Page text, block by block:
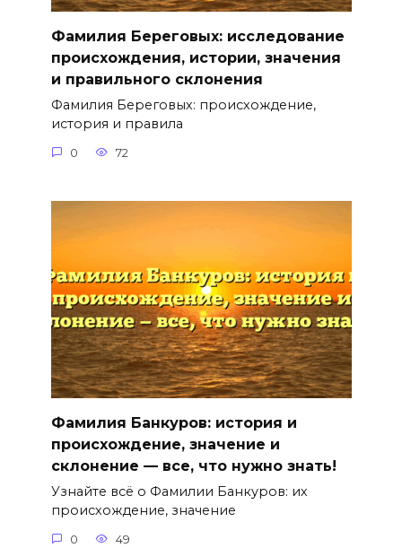
Фамилия Береговых: исследование
происхождения, истории, значения
и правильного склонения
Фамилия Береговых: происхождение,
история и правила
0 72
Фамилия Банкуров: история и
происхождение, значение и
склонение — все, что нужно знать!
Узнайте всё о Фамилии Банкуров: их
происхождение, значение
0 49